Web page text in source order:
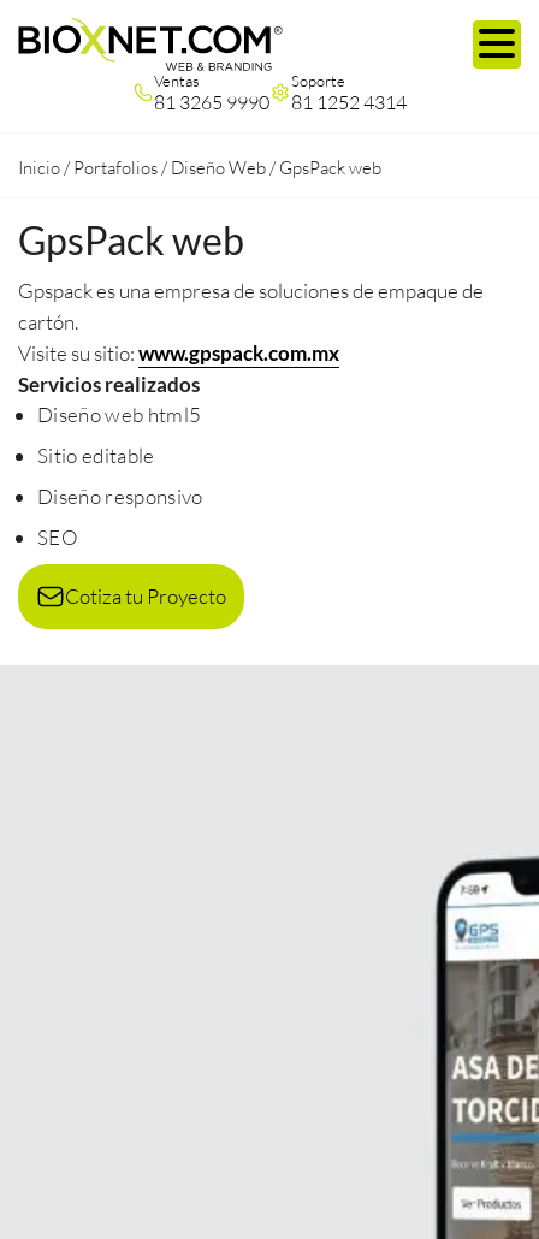
Ventas
81 3265 9990
Soporte
81 1252 4314
Inicio /Portafolios /Diseño Web /GpsPack web
GpsPack web
Gpspack es una empresa de soluciones de empaque de
cartón.
Visite su sitio:www.gpspack.com.mx
Servicios realizados
Diseño web html5
Sitio editable
Diseño responsivo
SEO
Cotiza tu Proyecto